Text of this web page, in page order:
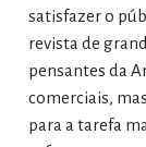
satisfazer o
revista de
pensantes da
comerciais,
para a tarefa